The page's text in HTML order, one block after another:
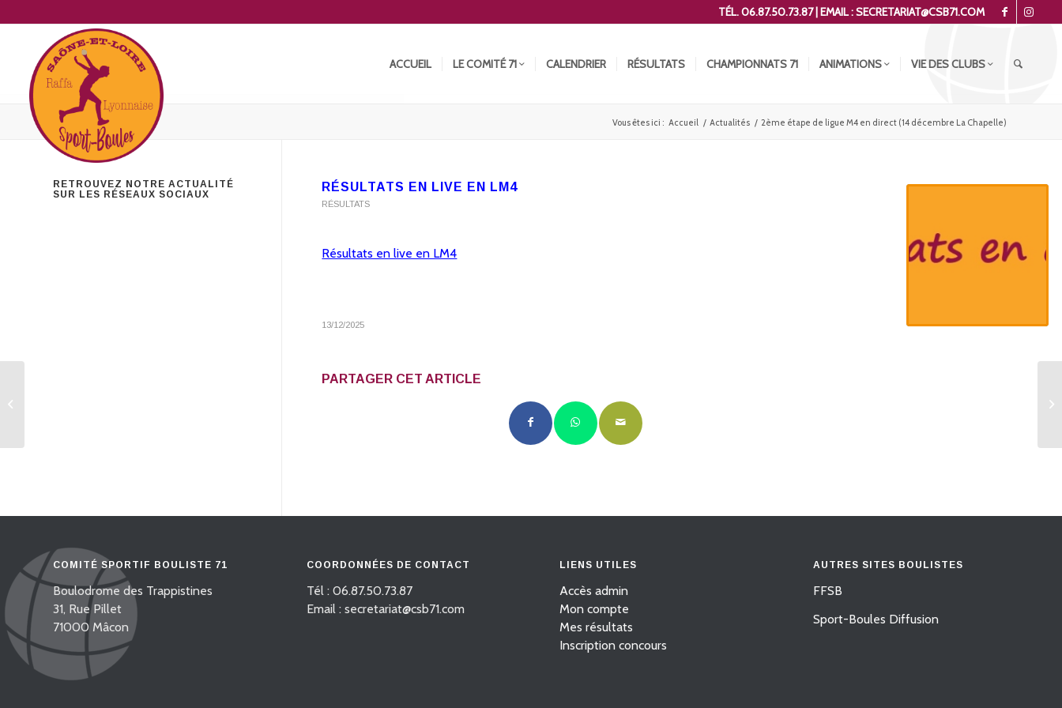
TÉL. 06.87.50.73.87 | EMAIL : SECRETARIAT@CSB71.COM
ACCUEIL LE COMITÉ 71 CALENDRIER RÉSULTATS CHAMPIONNATS 71 ANIMATIONS VIE DES CLUBS
Vous êtes ici : Accueil / Actualités / 2ème étape de ligue M4 en direct (14 décembre La Chapelle)
RÉSULTATS EN LIVE EN LM4
RÉSULTATS
Résultats en live en LM4
13/12/2025
PARTAGER CET ARTICLE
RETROUVEZ NOTRE ACTUALITÉ
SUR LES RÉSEAUX SOCIAUX
COMITÉ SPORTIF BOULISTE 71
Boulodrome des Trappistines
31, Rue Pillet
71000 Mâcon
COORDONNÉES DE CONTACT
Tél : 06.87.50.73.87
Email : secretariat@csb71.com
LIENS UTILES
Accès admin
Mon compte
Mes résultats
Inscription concours
AUTRES SITES BOULISTES
FFSB
Sport-Boules Diffusion